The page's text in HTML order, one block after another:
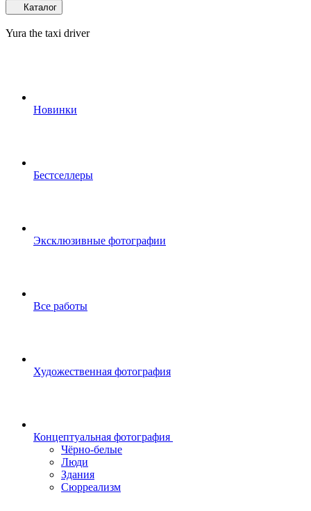
Каталог
Yura the taxi driver
Новинки
Бестселлеры
Эксклюзивные фотографии
Все работы
Художественная фотография
Концептуальная фотография
Чёрно-белые
Люди
Здания
Сюрреализм